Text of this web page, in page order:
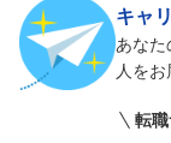
キャ
あな
人をお
転